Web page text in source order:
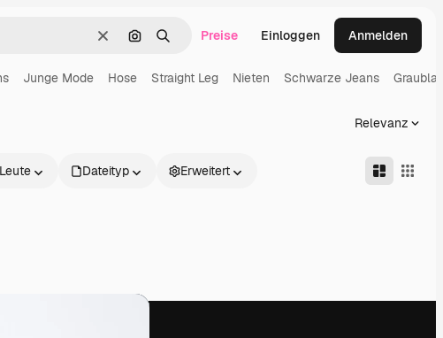
LöschenNach Bild suchen
SuchenPreise Einloggen Anmelden
Junge Mode Hose Straight Leg Nieten Schwarze Jeans
Relevanz
Leute Dateityp Erweitert